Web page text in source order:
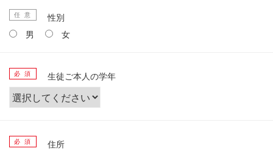
性別
任 意
男 女
生徒ご本人の学年
必 須
住所
必 須